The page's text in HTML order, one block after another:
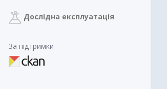
Дослідна експлуатація
За підтримки